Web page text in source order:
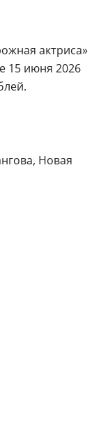
актриса»
15 июня 2026
Новая